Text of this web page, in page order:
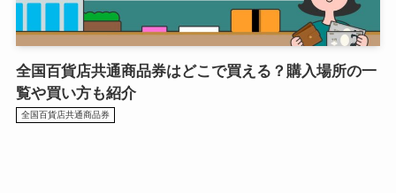
全国百貨店共通商品券はどこで買える？購入場所の一
覧や買い方も紹介
全国百貨店共通商品券